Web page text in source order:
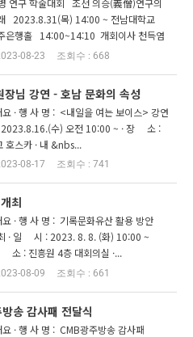
연구 학술대회 조선 의승(義僧)연구의
2023.8.31(목) 14:00 ~ 전남대학교
은행홀 14:00~14:10 개회이사 천득염
진흥원장) 14...
08-23 668
님 강연 - 호남 문화의 속성
· 행 사 명 : <내일을 여는 보이스> 강연
수) 오전 10:00 ~ · 장 소 :
호스카 · 내 &nbs...
08-17 741
최
· 행 사 명 : 기록문화유산 활용 방안
· 일 시 : 2023. 8. 8. (화) 10:00 ~
소 : 진흥원 4층 대회의실 ·...
08-09 661
송 감사패 전달식
· 행 사 명 : CMB광주방송 감사패